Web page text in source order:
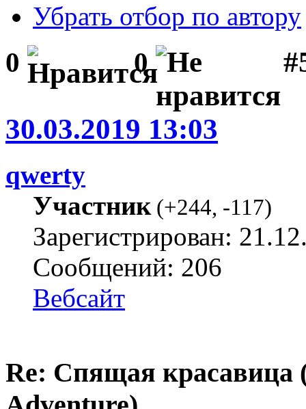
Убрать отбор по автору
0 0
30.03.2019 13:03
qwerty
Участник(+244, -117)
Зарегистрирован:
Сообщений: 206
Вебсайт
Re: Спящая красавица